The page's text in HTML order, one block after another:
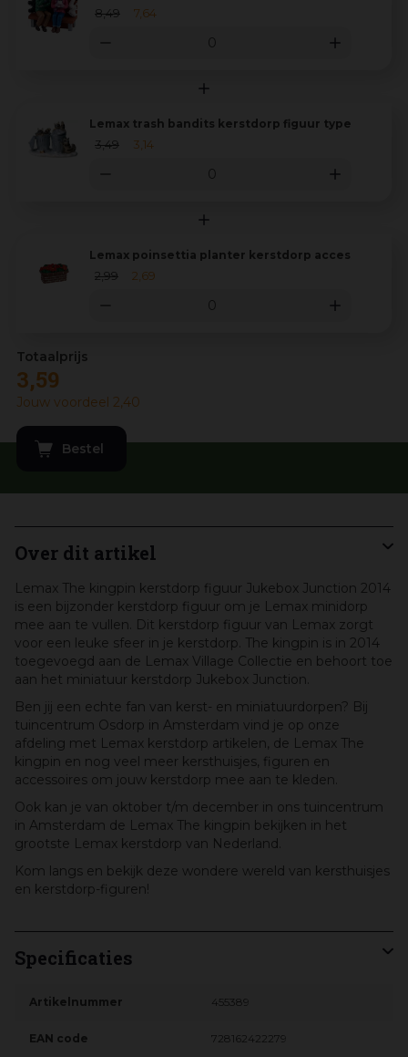
8,49 7 64
Lemax trash bandits kerstdorp figuur type 1 2004
3,49 3 14
Lemax poinsettia planter kerstdorp accessoire
2,99 2 69
3,59
Jouw voordeel 2,40
Over dit artikel
Lemax The kingpin kerstdorp figuur Jukebox Junction 2014
is een bijzonder kerstdorp figuur om je Lemax minidorp
mee aan te vullen. Dit kerstdorp figuur van Lemax zorgt
voor een leuke sfeer in je kerstdorp. The kingpin is in 2014
toegevoegd aan de Lemax Village Collectie en behoort toe
aan het miniatuur kerstdorp Jukebox Junction.
Ben jij een echte fan van kerst- en miniatuurdorpen? Bij
tuincentrum Osdorp in Amsterdam vind je op onze
afdeling met Lemax kerstdorp artikelen, de Lemax The
kingpin en nog veel meer kersthuisjes, figuren en
accessoires om jouw kerstdorp mee aan te kleden.
Ook kan je van oktober t/m december in ons tuincentrum
in Amsterdam de Lemax The kingpin bekijken in het
grootste Lemax kerstdorp van Nederland.
Kom langs en bekijk deze wondere wereld van kersthuisjes
en kerstdorp-figuren!
Specificaties
Artikelnummer 455389
EAN code 728162422279